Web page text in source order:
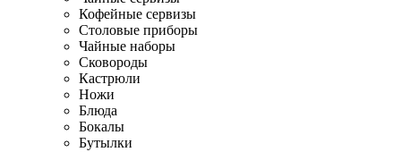
Кофейные сервизы
Столовые приборы
Чайные наборы
Сковороды
Кастрюли
Ножи
Блюда
Бокалы
Бутылки